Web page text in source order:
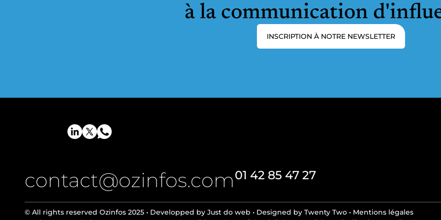
à la communication
INSCRIPTION À NOTRE NEWSLETTER
contact@ozinfos.com01 42 85 47 27
© All rights reserved Ozinfos 2025 • Developped by Just do web • Designed by Twenty Two • Mentions légales